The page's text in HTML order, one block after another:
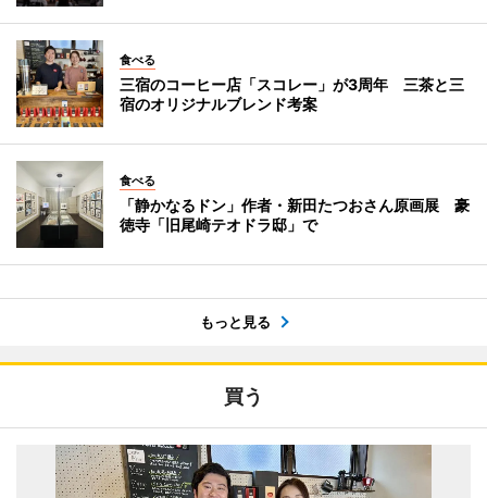
食べる
三宿のコーヒー店「スコレー」が3周年 三茶と三
宿のオリジナルブレンド考案
食べる
「静かなるドン」作者・新田たつおさん原画展 豪
徳寺「旧尾崎テオドラ邸」で
もっと見る
買う